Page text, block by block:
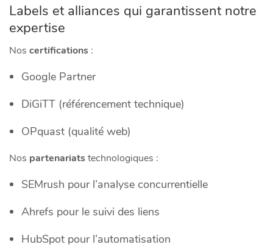
Labels et alliances qui garantissent notre
expertise
Nos certifications :
Google Partner
DiGiTT (référencement technique)
OPquast (qualité web)
Nos partenariatstechnologiques :
SEMrush pour l’analyse concurrentielle
Ahrefs pour le suivi des liens
HubSpot pour l’automatisation